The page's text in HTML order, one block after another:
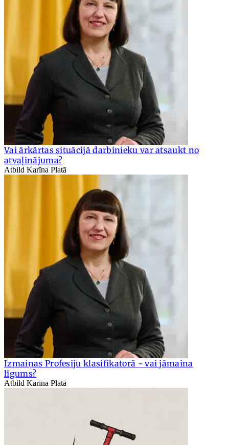
Vai ārkārtas situācijā darbinieku var atsaukt no
atvaļinājuma?
Atbild Karīna Platā
Izmaiņas Profesiju klasifikatorā - vai jāmaina
līgums?
Atbild Karīna Platā